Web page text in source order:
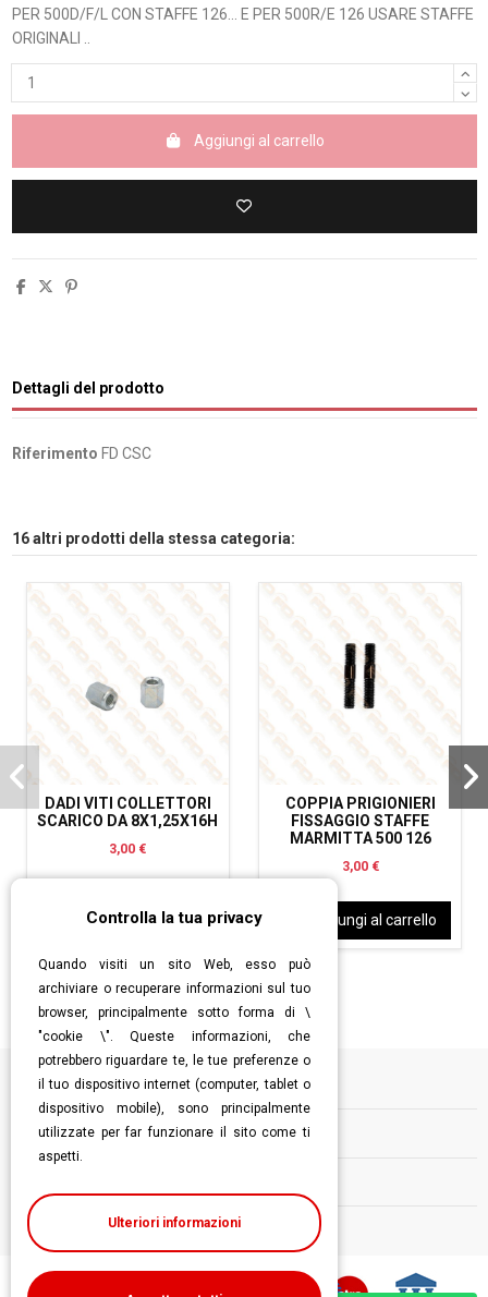
PER 500D/F/L CON STAFFE 126... E PER 500R/E 126 USARE STAFFE
ORIGINALI ..
Aggiungi al carrello
Dettagli del prodotto
Riferimento FD CSC
16 altri prodotti della stessa categoria:
DADI VITI COLLETTORI
SCARICO DA 8X1,25X16H
3,00 €
Aggiungi al carrello
COPPIA PRIGIONIERI
FISSAGGIO STAFFE
MARMITTA 500 126
3,00 €
Aggiungi al carrello
Informazioni
Follow us
Controlla la tua privacy
Quando visiti un sito Web, esso può
archiviare o recuperare informazioni sul tuo
browser, principalmente sotto forma di \
"cookie \". Queste informazioni, che
potrebbero riguardare te, le tue preferenze o
il tuo dispositivo internet (computer, tablet o
dispositivo mobile), sono principalmente
utilizzate per far funzionare il sito come ti
aspetti.
Ulteriori informazioni